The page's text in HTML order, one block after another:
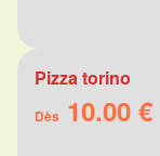
Pizza torino
Dès 10.00 €